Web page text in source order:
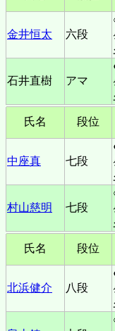
金井恒太 六段
石井直樹 アマ
氏名 段位
中座真 七段
村山慈明 七段
氏名 段位
北浜健介 八段